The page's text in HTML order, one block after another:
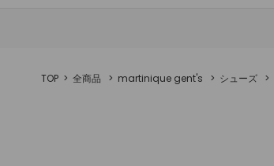
TOP 全商品 martinique gent's シューズ